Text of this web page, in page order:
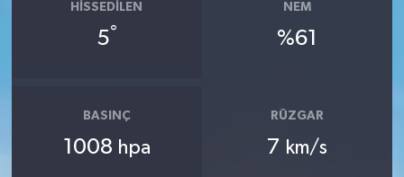
HISSEDILEN
5°
NEM
%61
BASINÇ
1008 hpa
RÜZGAR
7 km/s